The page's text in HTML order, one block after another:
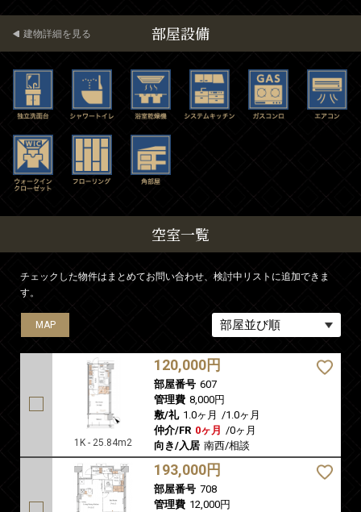
部屋設備
建物詳細を見る
空室一覧
チェックした物件はまとめてお問い合わせ、検討中リストに追加できま
す。
MAP
1K - 25.84m2
120,000円
部屋番号 607
管理費 8,000円
敷/礼 1.0ヶ月 /1.0ヶ月
仲介/FR 0ヶ月 /0ヶ月
向き/入居 南西/相談
MAP
193,000円
部屋番号 708
管理費 12,000円